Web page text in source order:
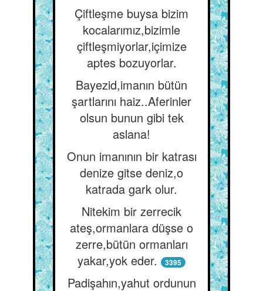
Çiftleşme buysa bizim
kocalarımız,bizimle
çiftleşmiyorlar,içimize
aptes bozuyorlar.
Bayezid,imanın bütün
şartlarını haiz..Aferinler
olsun bunun gibi tek
aslana!
Onun imanının bir katrası
denize gitse deniz,o
katrada gark olur.
Nitekim bir zerrecik
ateş,ormanlara düşse o
zerre,bütün ormanları
yakar,yok eder.
3395
Padişahın,yahut ordunun